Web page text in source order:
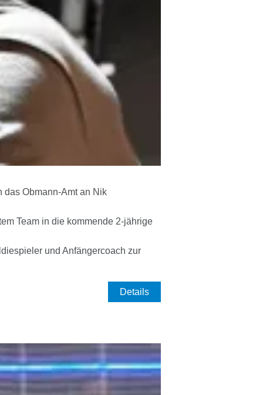
das Obmann-Amt an Nik
Team in die kommende 2-jährige
und Anfängercoach zur
Details